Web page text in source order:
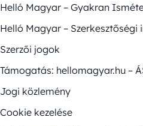
Helló Magyar – Gyakran
Helló Magyar – Szerkesztőségi
Szerzői jogok
Támogatás: hellomagyar.hu –
Jogi közlemény
Cookie kezelése